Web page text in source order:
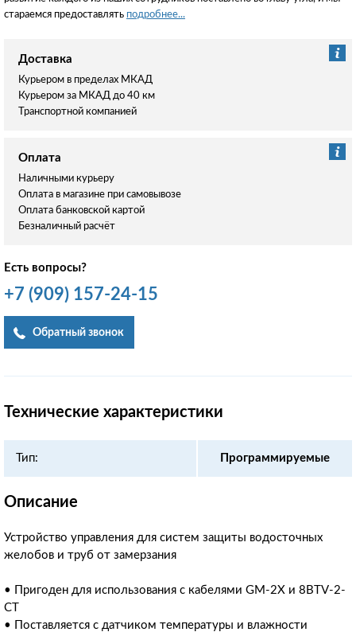
стараемся предоставлять подробнее...
Доставка
Курьером в пределах МКАД
Курьером за МКАД до 40 км
Транспортной компанией
Оплата
Наличными курьеру
Оплата в магазине при самовывозе
Оплата банковской картой
Безналичный расчёт
Есть вопросы?
+7 (909) 157-24-15
Обратный звонок
Технические характеристики
Тип: Программируемые
Описание
Устройство управления для систем защиты водосточных
желобов и труб от замерзания
• Пригоден для использования с кабелями GM-2X и 8BTV-2-
CT
• Поставляется с датчиком температуры и влажности